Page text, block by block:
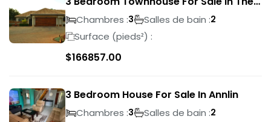
WildsChambres :3 Salles de bain :2
Surface (pieds²) :
$166857.00
3 Bedroom House For Sale In Annlin
Chambres :3 Salles de bain :2